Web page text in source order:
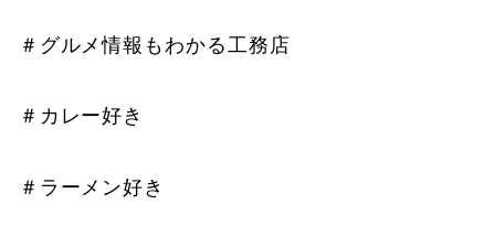
＃グルメ情報もわかる工務店
＃カレー好き
＃ラーメン好き